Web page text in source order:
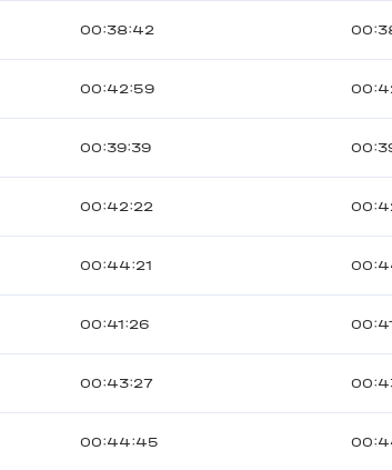
00:38:42
00:42:59
00:39:39
00:42:22
00:44:21
00:41:26
00:43:27
00:44:45